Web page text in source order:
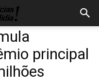
principal